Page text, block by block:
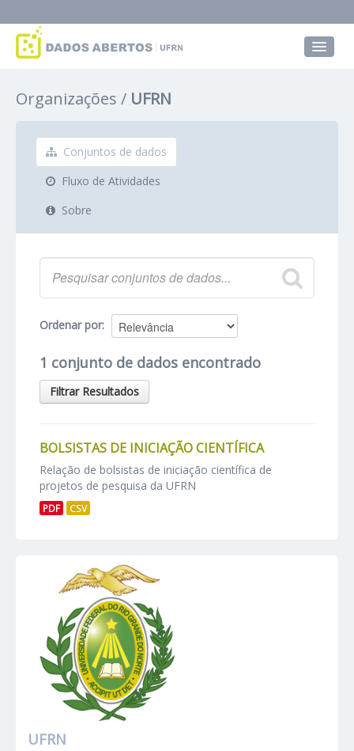
Grupos
Sobre
Organizações UFRN
Conjuntos de dados
Fluxo de Atividades
Sobre
Ordenar por
1 conjunto de dados encontrado
Filtrar Resultados
BOLSISTAS DE INICIAÇÃO CIENTÍFICA
Relação de bolsistas de iniciação científica de
projetos de pesquisa da UFRN
PDF CSV
UFRN